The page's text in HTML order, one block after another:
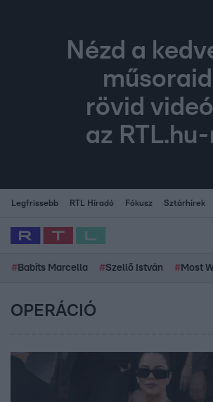
Nézd a
műsoraid
rövid
az RTL.hu-
Legfrissebb RTL Híradó Fókusz Sztárhírek
# Babits Marcella #Szellő István # Most
OPERÁCIÓ